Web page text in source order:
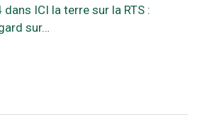
ICI la terre sur la RTS :
sur…